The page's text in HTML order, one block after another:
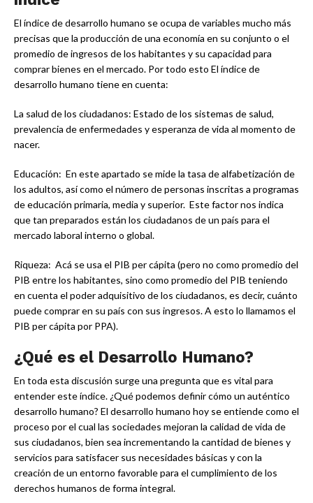
El índice de desarrollo humano se ocupa de variables mucho más
precisas que la producción de una economía en su conjunto o el
promedio de ingresos de los habitantes y su capacidad para
comprar bienes en el mercado. Por todo esto El índice de
desarrollo humano tiene en cuenta:
La salud de los ciudadanos: Estado de los sistemas de salud,
prevalencia de enfermedades y esperanza de vida al momento de
nacer.
Educación: En este apartado se mide la tasa de alfabetización de
los adultos, así como el número de personas inscritas a programas
de educación primaria, media y superior. Este factor nos indica
que tan preparados están los ciudadanos de un país para el
mercado laboral interno o global.
Riqueza: Acá se usa el PIB per cápita (pero no como promedio del
PIB entre los habitantes, sino como promedio del PIB teniendo
en cuenta el poder adquisitivo de los ciudadanos, es decir, cuánto
puede comprar en su país con sus ingresos. A esto lo llamamos el
PIB per cápita por PPA).
¿Qué es el Desarrollo Humano?
En toda esta discusión surge una pregunta que es vital para
entender este índice. ¿Qué podemos definir cómo un auténtico
desarrollo humano? El desarrollo humano hoy se entiende como el
proceso por el cual las sociedades mejoran la calidad de vida de
sus ciudadanos, bien sea incrementando la cantidad de bienes y
servicios para satisfacer sus necesidades básicas y con la
creación de un entorno favorable para el cumplimiento de los
derechos humanos de forma integral.